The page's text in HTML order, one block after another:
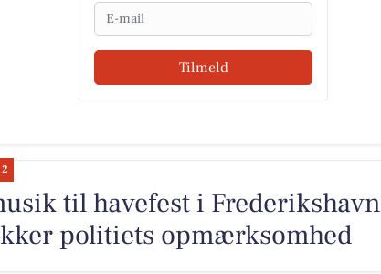
Email
Tilmeld
til havefest i Frederikshavn
politiets opmærksomhed